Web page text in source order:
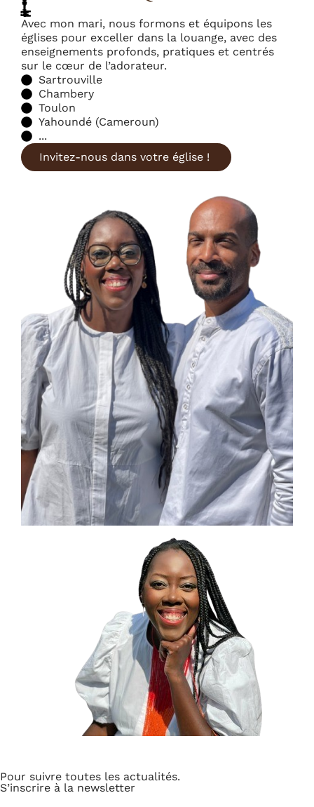
Avec mon mari, nous formons et équipons les
églises pour exceller dans la louange, avec des
enseignements profonds, pratiques et centrés
sur le cœur de l’adorateur.
Sartrouville
Chambery
Toulon
Yahoundé (Cameroun)
...
Invitez-nous dans votre église !
Pour suivre toutes les actualités.
S’inscrire à la newsletter